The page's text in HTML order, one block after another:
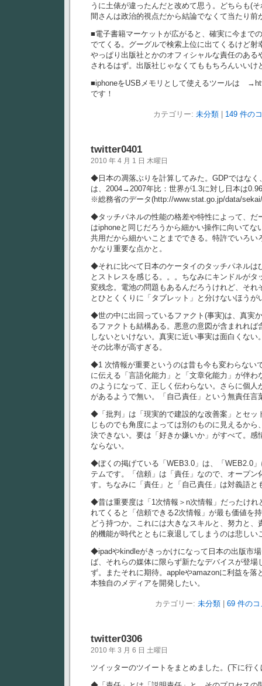
うに土俵が違ったんだと改めて思う。どちらも(
間さんは政治的視点だから結論でなくて当たり前
■電子書籍マーケットが広がると、確実に今まで
でてくる。グーグルで検索上位に出てくるけど射
やっぱり出版社とかのオフィシャルな責任のある
されるはず。出版社じゃなくてももちろんいいけ
■iphoneをUSBメモリとして使えるツールは
です！
カテゴリー: 未分類| 149 件の
twitter0401
2010 年 4 月 1 日 木曜日
◆日本の凋落ぶりを計算してみた。GDPではなく
は、2004→2007年比：世界が1.3に対し日本は
※総務省のデータ(http://www.stat.go.jp/data/
◆タッチパネルの性能の格差や特性によって、だ
はiphoneと同じだろうから細かい操作に向いてな
共用だから細かいことまでできる。特許でいろい
かなり重要な点かと。
◆それに比べて日本のケータイのタッチパネルは
とストレスを感じる。。。ちなみにキンドルがタ
変残念。電池の問題もあるんだろうけれど、それ
とひとくくりに「タブレット」と分けないほうが
◆世の中に出回っているファクト(事実)は、真実
るファクトも結構ある。悪意の意図が含まれれば
しないといけない。真実に近い事実は面白くない
その比率が高すぎる。
◆1 次情報が重要というのは昔も今も変わらない
に伝える「言語化能力」と「文章化能力」が伴わ
のようになって、正しく伝わらない。さらに個人
があるようで無い。「自己責任」という無責任言
◆「批判」は「現実的で建設的な改善案」とセッ
じものでも角度によっては別のものに見えるから
決できない。要は「好きか嫌いか」がすべて。感
ならない。
◆ぼくの掲げている「WEB3.0」は、「WEB2.0
テムです。「信頼」は「責任」なので、オープン
す。ちなみに「責任」と「自己責任」は対義語と
◆昔は重要度は「1次情報＞n次情報」だったけれ
れてくると「信頼できる2次情報」が最も価値を
どう持つか。これには大きなスキルと、努力と、
的機能が時代とともに衰退してしまうのは悲しい
◆ipadやkindleがきっかけになって日本の出版市
ば、それらの媒体に限らず新たなデバイスが登場
ず。またそれに期待。appleやamazonに利益を落
本独自のメディアを開発したい。
カテゴリー: 未分類 69 件の
twitter0306
2010 年 3 月 6 日 土曜日
ツイッターのツイートをまとめました。(下に行